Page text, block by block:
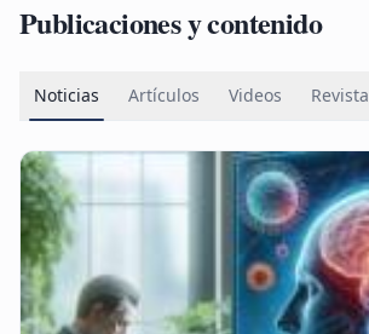
Publicaciones y contenido
Noticias Artículos Videos Revista